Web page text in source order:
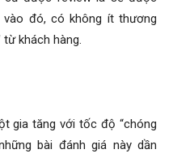
vào đó, có không ít thương
từ khách hàng.
gia tăng với tốc độ “chóng
bài đánh giá này dần